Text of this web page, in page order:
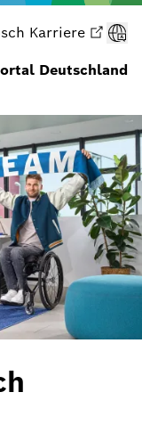
Karriere
Deutschland